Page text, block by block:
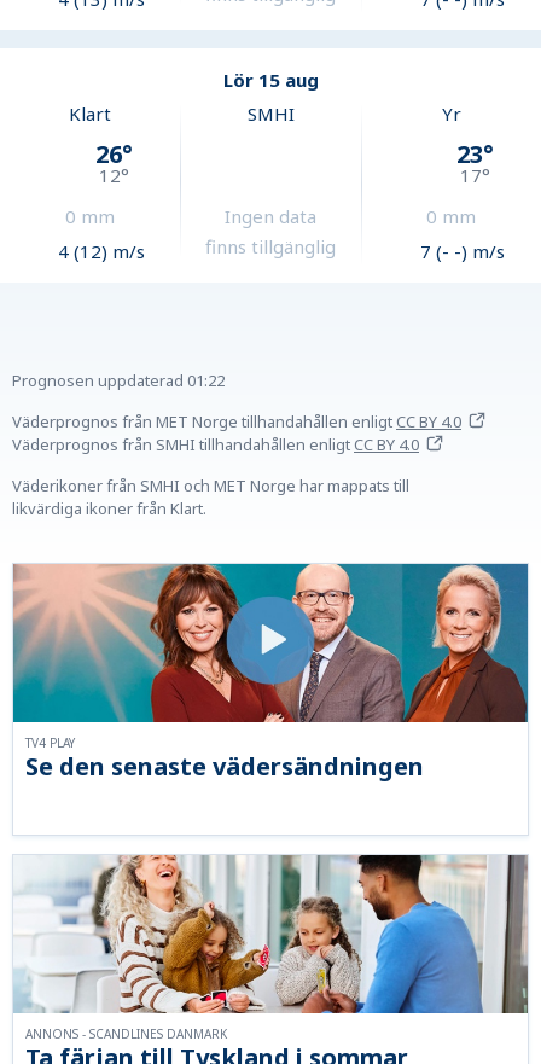
Lör 15 aug
Klart
26°
12°
0 mm
4 (12) m/s
SMHI
Ingen data
finns tillgänglig
Yr
23°
17°
0 mm
7 (- -) m/s
Prognosen uppdaterad 01:22
Väderprognos från MET Norge tillhandahållen enligtCC BY 4.0
Väderprognos från SMHI tillhandahållen enligtCC BY 4.0
Väderikoner från SMHI och MET Norge har mappats till
likvärdiga ikoner från Klart.
Se den senaste vädersändningen
TV4 PLAY
ANNONS - SCANDLINES DANMARK